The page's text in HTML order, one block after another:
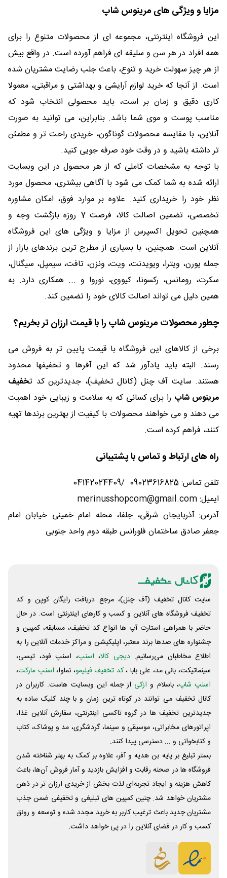
مزایا و ویژگی های مرینوس شاپ
این فروشگاه اینترنتی، مجموعه ای از محصولات متنوع را برای
همه افراد در هر سن و سلیقه ای فراهم آورده است. در واقع بیش
از هر چیز سهولت خرید و تنوع، باعث جلب رضایت مشتریان شده
است. از آنجا که خرید لوازم آرایشی و بهداشتی و مراقبتی، معمولا
کاری دقیق و زمان بر است، باید محصولی انتخاب شود که
مناسب پوست و موی شما باشد. بنابراین، می توانید به صورت
آنلاین، با مقایسه محصولات گوناگون، خریدی راحت تر و مطمئن
تر داشته باشید و در وقت خود صرفه جویی کنید.
با توجه به مشخصات کاملی که از هر محصول در این وبسایت
ارائه شده به شما کمک می شود با آگاهی بیشتری، محصول مورد
نظر خود را خریداری کنید. علاوه بر موارد فوق، امکان مشاوره
تخصصی، تضمین اصالت کالا، فرصت 7 روزه بازگشت وجه و
همچنین تحویل اکسپرس از مزایا و ویژگی های این فروشگاه
آنلاین است. همچنین، با بسیاری از مطرح ترین برندهای بازار از
جمله یورن، ویترا، ویویدنت، ویت، ونزن، تافت، سیمپل، سیگنال،
سکرت، رومانس، رکسونا، کیووی، نوروا و ... همکاری دارد. به
همین دلیل می تواند اصالت کالای خود را تضمین کند.
چطور محصولات مرینوس شاپ را با قیمت ارزان تر بخریم؟
برخی از کالاهای این فروشگاه با قیمت پایین تر به فروش می
رسند. البته باید یادآور شد که این آفرها و تخفیفها محدود
هستند. سایت آف چنل (کانال تخفیف)، جدیدترین کد تخفیف
مرینوس شاپ را برای کسانی که به سلامت و زیبایی خود اهمیت
می دهند و می خواهند محصولات با کیفیت از بهترین برندها تهیه
کنند، فراهم کرده است.
راه های ارتباط و تماس با پشتیبانی
تلفن تماس: 09023616825 /04142024409
ایمیل: merinusshopcom@gmail.com
آدرس: آذربایجان شرقی، جلفا، محله امام خمینی خیابان امام
جعفر صادق ساختمان فلورانس طبقه دوم واحد جنوبی
سایت کانال تخفیف (آف چنل)، مرجع دریافت رایگان کوپن و کد
تخفیف فروشگاه های آنلاین و کسب و‌ کارهای اینترنتی است. در حال
حاضر با همراهی استارت آپ ها انواع کد تخفیف، مسابقه، کمپین و
جشنواره های صدها برند معتبر، اپلیکیشن و مراکز خدمات آنلاین را به
اطلاع مخاطبان می‌رسانیم. دیجی کالا، اسنپ، اسنپ فود، تپسی،
سینماتیکت، بانی مد، علی‌ بابا ،کد تخفیف فیلیمو، نماوا، اسنپ مارکت،
اسنپ شاپ، باسلام و ازکی از جمله این وبسایت ‌هاست. کاربران در
کانال تخفیف می توانند در کوتاه ترین زمان و با چند کلیک ساده به
جدیدترین تخفیف ها در گروه تاکسی اینترنتی، سفارش آنلاین غذا،
اپراتورهای مخابراتی، موسیقی و سینما، گردشگری، مد و پوشاک، کتاب
و کتابخوانی و ... دسترسی پیدا کنند.
بستر تبلیغ بر پایه بن هدیه و آفر، علاوه بر کمک به بهتر شناخته شدن
فروشگاه ها در صحنه رقابت و افزایش بازدید و آمار فروش آن‌ها، باعث
کاهش هزینه و ایجاد تجربه‌ای لذت بخش از خریدی ارزان تر در ذهن
مشتریان خواهد شد. چنین کمپین های تبلیغی و تخفیفی ضمن جذب
مشتریان جدید باعث ترغیب کاربر به خرید مجدد شده و توسعه و رونق
کسب و کار در فضای آنلاین را در پی خواهد داشت.